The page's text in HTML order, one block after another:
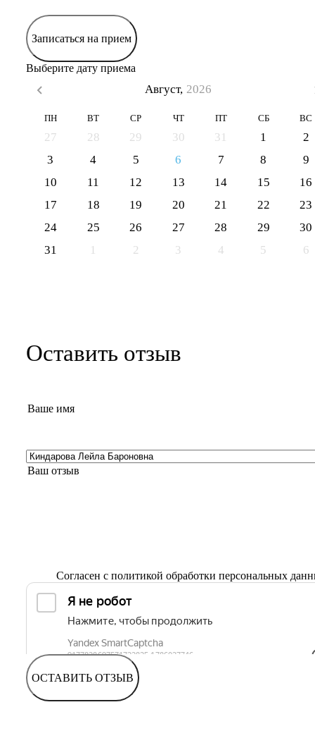
Записаться на прием
Выберите дату приема
Август, 2026
ПН ВТ СР ЧТ ПТ СБ ВС
27 28 29 30 31 1
2
3
4 5 6 7 8
9
10
11 12 13 14 15
16
17
18 19 20 21 22
23
24
25 26 27 28 29
30
31
1 2 3 4 5 6
Оставить отзыв
Согласен с политикой обработки персональных
ОСТАВИТЬ ОТЗЫВ